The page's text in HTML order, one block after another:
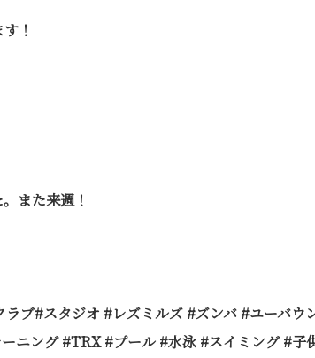
！
また来週！
ブ#スタジオ #レズミルズ #ズンバ #ユーバ
ニング #TRX #プール #水泳 #スイミング #